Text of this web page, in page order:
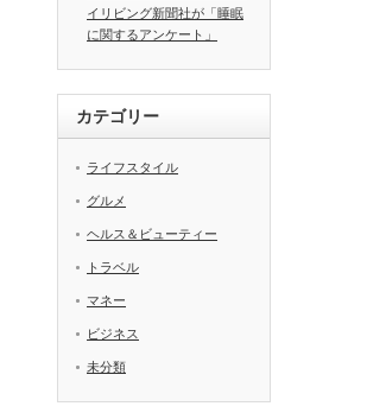
イリビング新聞社が「睡眠
に関するアンケート」
カテゴリー
ライフスタイル
グルメ
ヘルス＆ビューティー
トラベル
マネー
ビジネス
未分類